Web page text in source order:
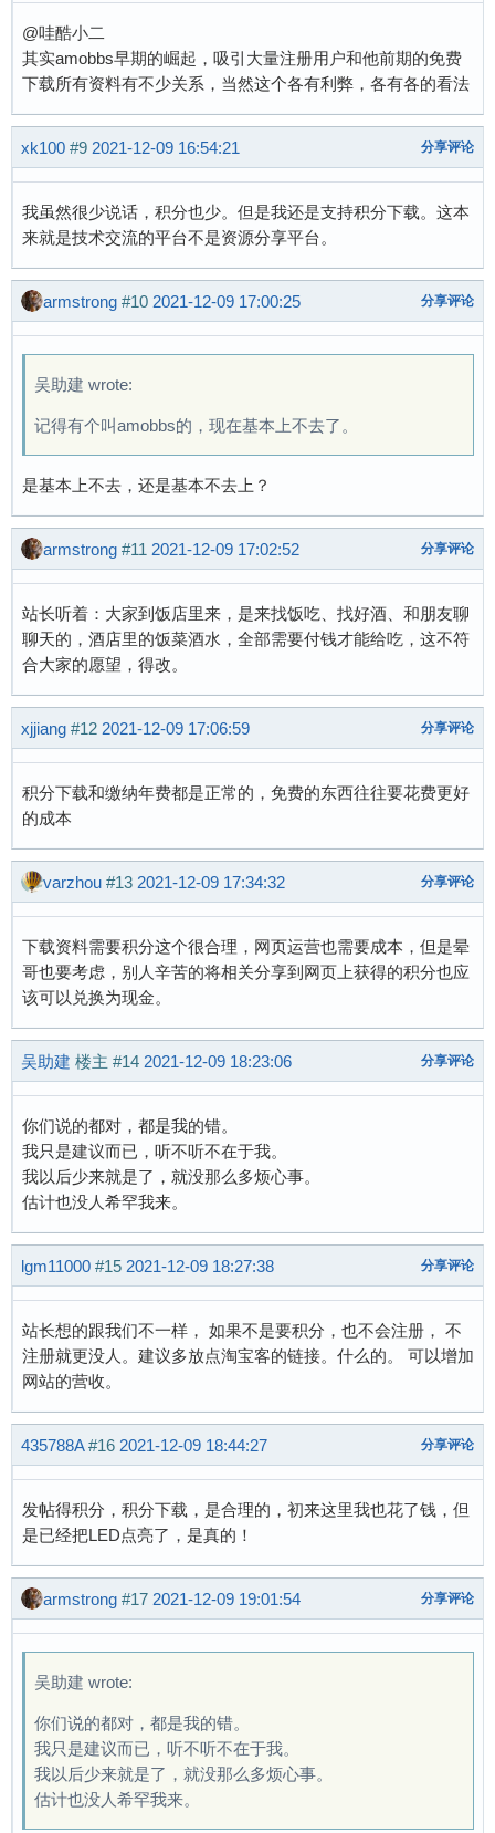
@哇酷小二
其实amobbs早期的崛起，吸引大量注册用户和他前期的免费
下载所有资料有不少关系，当然这个各有利弊，各有各的看法
xk100 #9 2021-12-09 16:54:21 分享评论
我虽然很少说话，积分也少。但是我还是支持积分下载。这本
来就是技术交流的平台不是资源分享平台。
armstrong #10 2021-12-09 17:00:25 分享评论
吴助建 wrote:
记得有个叫amobbs的，现在基本上不去了。
是基本上不去，还是基本不去上？
armstrong #11 2021-12-09 17:02:52 分享评论
站长听着：大家到饭店里来，是来找饭吃、找好酒、和朋友聊
聊天的，酒店里的饭菜酒水，全部需要付钱才能给吃，这不符
合大家的愿望，得改。
xjjiang #12 2021-12-09 17:06:59 分享评论
积分下载和缴纳年费都是正常的，免费的东西往往要花费更好
的成本
varzhou #13 2021-12-09 17:34:32 分享评论
下载资料需要积分这个很合理，网页运营也需要成本，但是晕
哥也要考虑，别人辛苦的将相关分享到网页上获得的积分也应
该可以兑换为现金。
吴助建 楼主 #14 2021-12-09 18:23:06 分享评论
你们说的都对，都是我的错。
我只是建议而已，听不听不在于我。
我以后少来就是了，就没那么多烦心事。
估计也没人希罕我来。
lgm11000 #15 2021-12-09 18:27:38 分享评论
站长想的跟我们不一样， 如果不是要积分，也不会注册， 不
注册就更没人。建议多放点淘宝客的链接。什么的。 可以增加
网站的营收。
435788A #16 2021-12-09 18:44:27 分享评论
发帖得积分，积分下载，是合理的，初来这里我也花了钱，但
是已经把LED点亮了，是真的！
armstrong #17 2021-12-09 19:01:54 分享评论
吴助建 wrote:
你们说的都对，都是我的错。
我只是建议而已，听不听不在于我。
我以后少来就是了，就没那么多烦心事。
估计也没人希罕我来。